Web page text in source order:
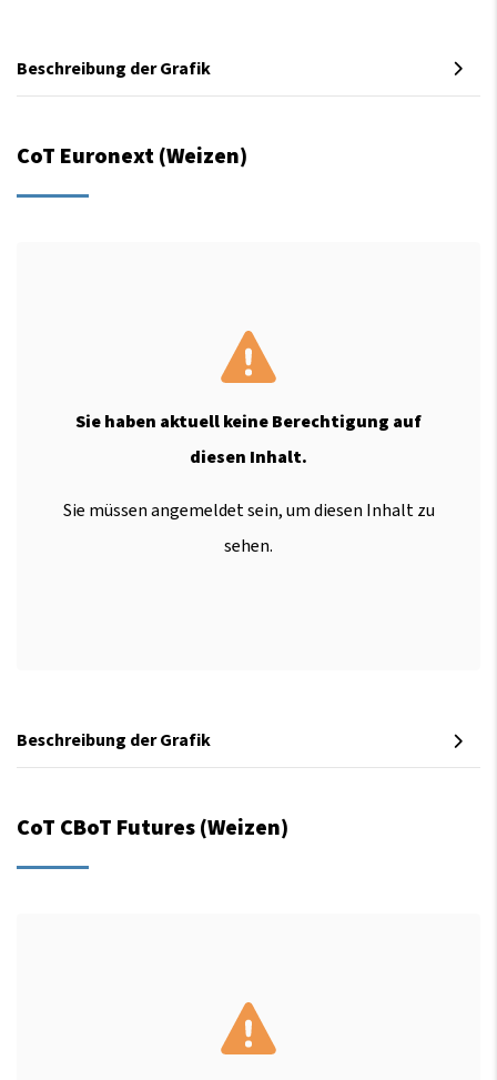
Beschreibung der Grafik
CoT Euronext (Weizen)
Sie haben aktuell keine Berechtigung auf
diesen Inhalt.
Sie müssen angemeldet sein, um diesen Inhalt zu
sehen.
Beschreibung der Grafik
CoT CBoT Futures (Weizen)